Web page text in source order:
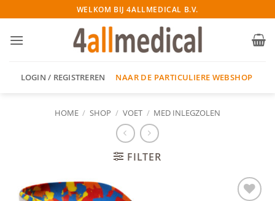
naar
inhoud
WELKOM BIJ 4ALLMEDICAL B.V.
LOGIN / REGISTREREN NAAR DE PARTICULIERE WEBSHOP
HOME / SHOP / VOET / MED INLEGZOLEN
FILTER